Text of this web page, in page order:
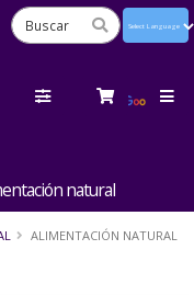
natural
ALIMENTACIÓN NATURAL